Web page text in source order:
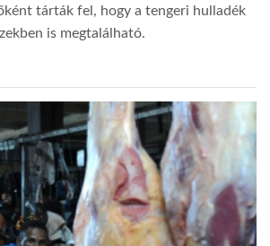
tárták fel, hogy a tengeri hulladék
is megtalálható.